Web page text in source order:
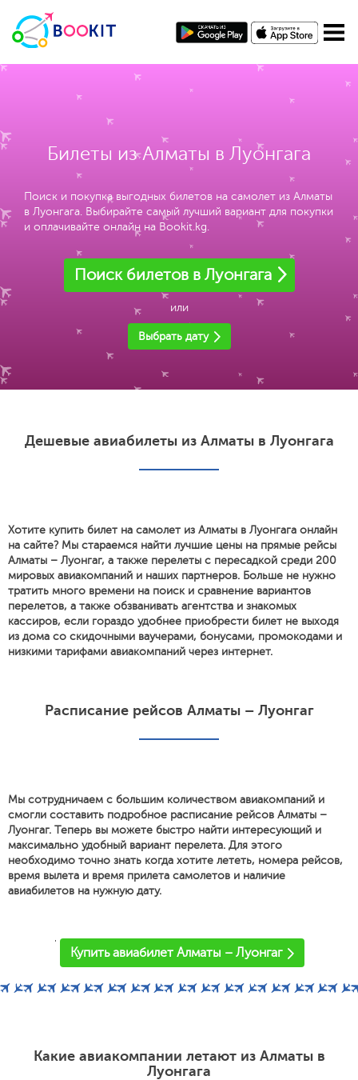
Билеты из Алматы в Луонгага
Поиск и покупка выгодных билетов на самолет из Алматы
в Луонгага. Выбирайте самый лучший вариант для покупки
и оплачивайте онлайн на Bookit.kg.
Поиск билетов в Луонгага
или
Выбрать дату
Дешевые авиабилеты из Алматы в Луонгага
Хотите купить билет на самолет из Алматы в Луонгага онлайн
на сайте? Мы стараемся найти лучшие цены на прямые рейсы
Алматы – Луонгаг, а также перелеты с пересадкой среди 200
мировых авиакомпаний и наших партнеров. Больше не нужно
тратить много времени на поиск и сравнение вариантов
перелетов, а также обзванивать агентства и знакомых
кассиров, если гораздо удобнее приобрести билет не выходя
из дома со скидочными ваучерами, бонусами, промокодами и
низкими тарифами авиакомпаний через интернет.
Расписание рейсов Алматы – Луонгаг
Мы сотрудничаем с большим количеством авиакомпаний и
смогли составить подробное расписание рейсов Алматы –
Луонгаг. Теперь вы можете быстро найти интересующий и
максимально удобный вариант перелета. Для этого
необходимо точно знать когда хотите лететь, номера рейсов,
время вылета и время прилета самолетов и наличие
авиабилетов на нужную дату.
'
Купить авиабилет Алматы – Луонгаг
Какие авиакомпании летают из Алматы в
Луонгага